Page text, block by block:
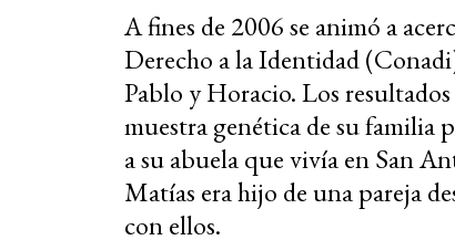
A fines de 2006 se animó a
Derecho a la Identidad
Pablo y Horacio. Los
muestra genética de su familia
a su abuela que vivía en San
Matías era hijo de una pareja
con ellos.